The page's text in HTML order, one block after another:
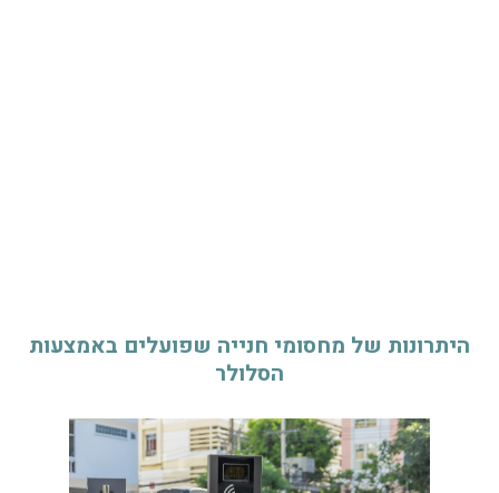
היתרונות של מחסומי חנייה שפועלים באמצעות
הסלולר